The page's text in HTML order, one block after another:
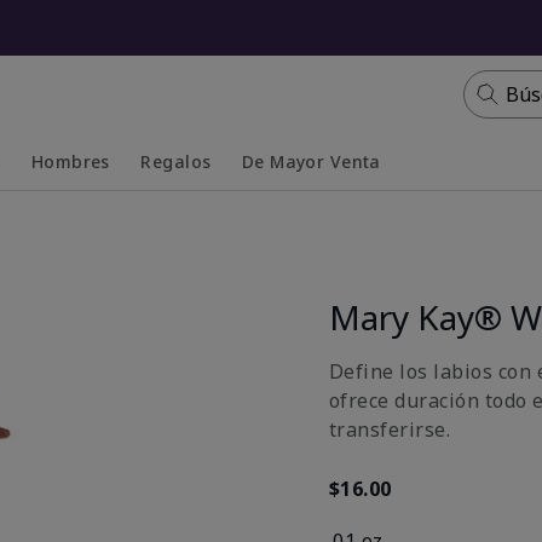
Hombres Regalos De Mayor Venta
Mary Kay®
Define los labios con
ofrece duración todo
transferirse.
$16.00